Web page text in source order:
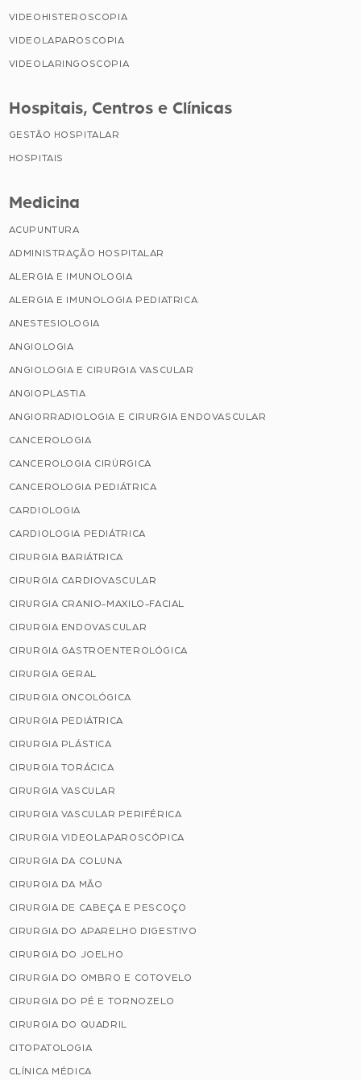
VIDEOHISTEROSCOPIA
VIDEOLAPAROSCOPIA
VIDEOLARINGOSCOPIA
Hospitais, Centros e Clínicas
GESTÃO HOSPITALAR
HOSPITAIS
Medicina
ACUPUNTURA
ADMINISTRAÇÃO HOSPITALAR
ALERGIA E IMUNOLOGIA
ALERGIA E IMUNOLOGIA PEDIATRICA
ANESTESIOLOGIA
ANGIOLOGIA
ANGIOLOGIA E CIRURGIA VASCULAR
ANGIOPLASTIA
ANGIORRADIOLOGIA E CIRURGIA ENDOVASCULAR
CANCEROLOGIA
CANCEROLOGIA CIRÚRGICA
CANCEROLOGIA PEDIÁTRICA
CARDIOLOGIA
CARDIOLOGIA PEDIÁTRICA
CIRURGIA BARIÁTRICA
CIRURGIA CARDIOVASCULAR
CIRURGIA CRANIO-MAXILO-FACIAL
CIRURGIA ENDOVASCULAR
CIRURGIA GASTROENTEROLÓGICA
CIRURGIA GERAL
CIRURGIA ONCOLÓGICA
CIRURGIA PEDIÁTRICA
CIRURGIA PLÁSTICA
CIRURGIA TORÁCICA
CIRURGIA VASCULAR
CIRURGIA VASCULAR PERIFÉRICA
CIRURGIA VIDEOLAPAROSCÓPICA
CIRURGIA DA COLUNA
CIRURGIA DA MÃO
CIRURGIA DE CABEÇA E PESCOÇO
CIRURGIA DO APARELHO DIGESTIVO
CIRURGIA DO JOELHO
CIRURGIA DO OMBRO E COTOVELO
CIRURGIA DO PÉ E TORNOZELO
CIRURGIA DO QUADRIL
CITOPATOLOGIA
CLÍNICA MÉDICA